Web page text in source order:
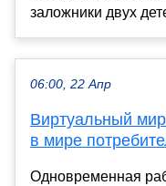
заложники двух
06:00, 22 Апр
Виртуальный
в мире
Одновременная